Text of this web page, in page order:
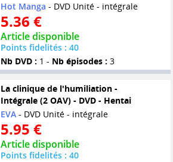
Hot Manga - DVD Unité - intégrale
5.36 €
Article disponible
Points fidelités : 40
Nb DVD : 1 - Nb épisodes : 3
La clinique de l'humiliation -
Intégrale (2 OAV) - DVD - Hentai
EVA- DVD Unité - intégrale
5.95 €
Article disponible
Points fidelités : 40